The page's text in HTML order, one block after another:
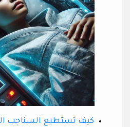
كيف تستطيع السناجب